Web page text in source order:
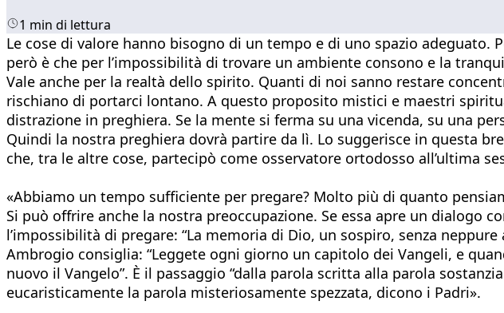
1 min di lettura
Le cose di valore hanno bisogno di un tempo e di uno spazio
però è che per l’impossibilità di trovare un ambiente consono e la
Vale anche per la realtà dello spirito. Quanti di noi sanno restare
rischiano di portarci lontano. A questo proposito mistici e maestri
distrazione in preghiera. Se la mente si ferma su una vicenda, su una
Quindi la nostra preghiera dovrà partire da lì. Lo suggerisce in questa
che, tra le altre cose, partecipò come osservatore ortodosso all’ultima
«Abbiamo un tempo sufficiente per pregare? Molto più di quanto
Si può offrire anche la nostra preoccupazione. Se essa apre un dialogo
l’impossibilità di pregare: “La memoria di Dio, un sospiro, senza
Ambrogio consiglia: “Leggete ogni giorno un capitolo dei Vangeli, e
nuovo il Vangelo”. È il passaggio “dalla parola scritta alla parola
eucaristicamente la parola misteriosamente spezzata, dicono i Padri».